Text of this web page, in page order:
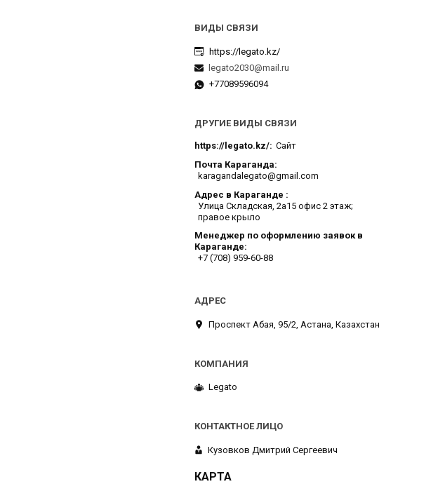
https://legato.kz/
legato2030@mail.ru
+77089596094
ДРУГИЕ ВИДЫ СВЯЗИ
https://legato.kz/ Сайт
Почта Караганда
karagandalegato@gmail.com
Адрес в Караганде
​Улица Складская, 2а​15 офис 2 этаж;
правое крыло
Менеджер по оформлению заявок в
Караганде
+7 (708) 959-60-88
​Проспект Абая, 95/2, Астана, Казахстан
Legato
Кузовков Дмитрий Сергеевич
КАРТА